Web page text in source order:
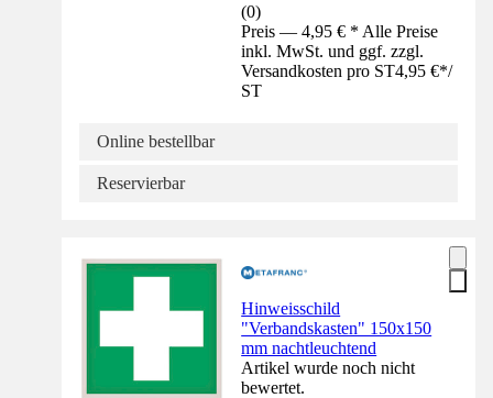
(0)
Preis — 4,95 € * Alle Preise
inkl. MwSt. und ggf. zzgl.
Versandkosten pro ST4,95 €*/
ST
Online bestellbar
Reservierbar
Hinweisschild
"Verbandskasten" 150x150
mm nachtleuchtend
Artikel wurde noch nicht
bewertet.